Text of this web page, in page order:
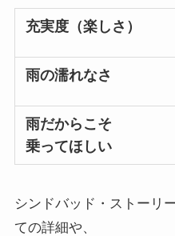
充実度（楽しさ）
雨の濡れなさ
雨だからこそ
乗ってほしい
シンドバッド・ストーリ
ての詳細や、